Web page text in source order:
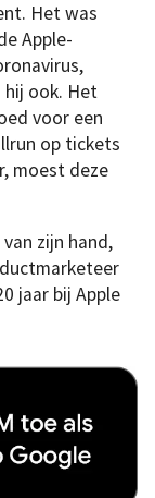
Het was
Apple-
hij ook. Het
voor een
op tickets
moest deze
zijn hand,
jaar bij Apple